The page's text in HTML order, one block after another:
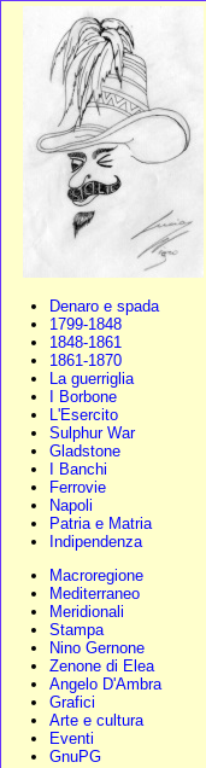
Denaro e spada
1799-1848
1848-1861
1861-1870
La guerriglia
I Borbone
L'Esercito
Sulphur War
Gladstone
I Banchi
Ferrovie
Napoli
Patria e Matria
Indipendenza
Macroregione
Mediterraneo
Meridionali
Stampa
Nino Gernone
Zenone di Elea
Angelo D'Ambra
Grafici
Arte e cultura
Eventi
GnuPG